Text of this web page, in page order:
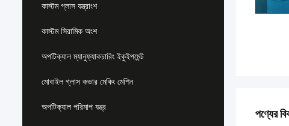
কাস্টম গ্লাস যন্ত্রাংশ
কাস্টম সিরামিক অংশ
অপটিক্যাল ম্যানুফ্যাকচারিং ইকুইপমেন্ট
মোবাইল গ্লাস কভার মেকিং মেশিন
অপটিক্যাল পরিমাপ যন্ত্র
পণ্যের